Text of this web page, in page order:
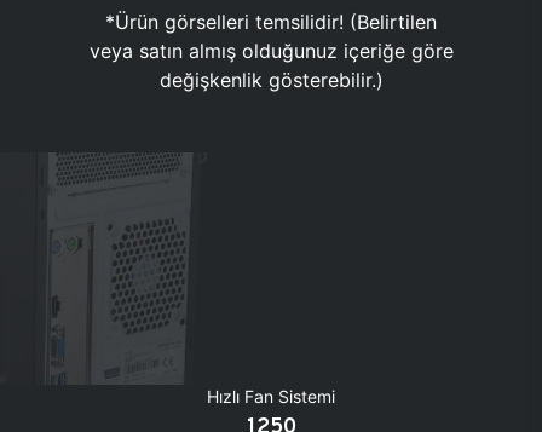
*Ürün görselleri temsilidir! (Belirtilen
veya satın almış olduğunuz içeriğe göre
değişkenlik gösterebilir.)
Hızlı Fan Sistemi
1250